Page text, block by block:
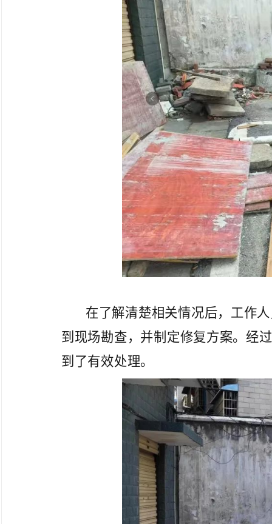
在了解清楚相关情况后，工作
到现场勘查，并制定修复方案。经过
到了有效处理。